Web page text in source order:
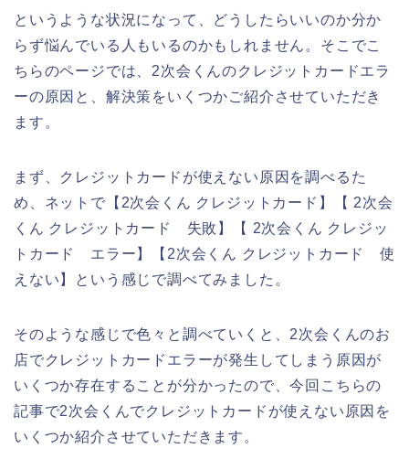
というような状況になって、どうしたらいいのか分か
らず悩んでいる人もいるのかもしれません。そこでこ
ちらのページでは、2次会くんのクレジットカードエラ
ーの原因と、解決策をいくつかご紹介させていただき
ます。
まず、クレジットカードが使えない原因を調べるた
め、ネットで【2次会くん クレジットカード】【 2次会
くん クレジットカード 失敗】【 2次会くん クレジッ
トカード エラー】【2次会くん クレジットカード 使
えない】という感じで調べてみました。
そのような感じで色々と調べていくと、2次会くんのお
店でクレジットカードエラーが発生してしまう原因が
いくつか存在することが分かったので、今回こちらの
記事で2次会くんでクレジットカードが使えない原因を
いくつか紹介させていただきます。